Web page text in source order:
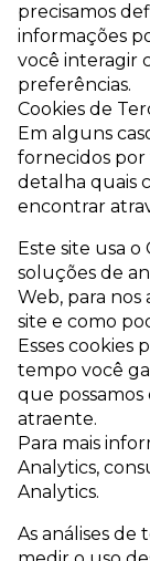
precisamos
informações
você interagir
preferências.
Cookies de
Em alguns
fornecidos por
detalha quais
encontrar
Este site usa
soluções de
Web, para
site e como
Esses cookies
tempo você
que
atraente.
Para mais
Analytics,
Analytics.
As análises de